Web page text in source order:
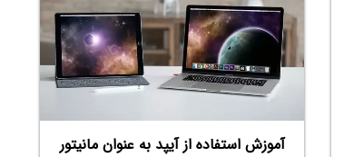
آموزش استفاده از آیپد به عنوان مانیتور